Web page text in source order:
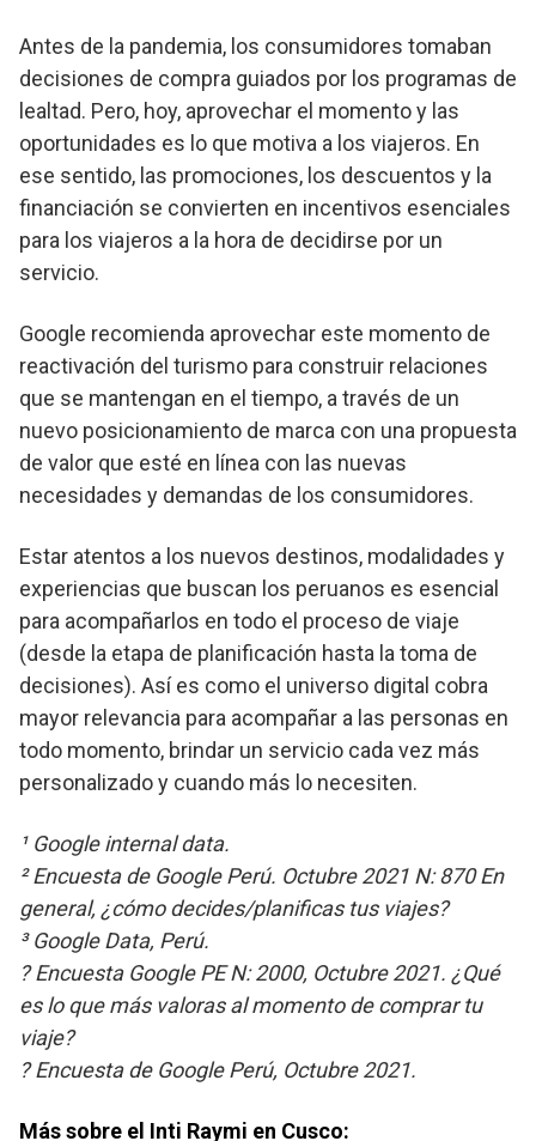
Antes de la pandemia, los consumidores tomaban
decisiones de compra guiados por los programas de
lealtad. Pero, hoy, aprovechar el momento y las
oportunidades es lo que motiva a los viajeros. En
ese sentido, las promociones, los descuentos y la
financiación se convierten en incentivos esenciales
para los viajeros a la hora de decidirse por un
servicio.
Google recomienda aprovechar este momento de
reactivación del turismo para construir relaciones
que se mantengan en el tiempo, a través de un
nuevo posicionamiento de marca con una propuesta
de valor que esté en línea con las nuevas
necesidades y demandas de los consumidores.
Estar atentos a los nuevos destinos, modalidades y
experiencias que buscan los peruanos es esencial
para acompañarlos en todo el proceso de viaje
(desde la etapa de planificación hasta la toma de
decisiones). Así es como el universo digital cobra
mayor relevancia para acompañar a las personas en
todo momento, brindar un servicio cada vez más
personalizado y cuando más lo necesiten.
¹ Google internal data.
² Encuesta de Google Perú. Octubre 2021 N: 870 En
general, ¿cómo decides/planificas tus viajes?
³ Google Data, Perú.
? Encuesta Google PE N: 2000, Octubre 2021. ¿Qué
es lo que más valoras al momento de comprar tu
viaje?
? Encuesta de Google Perú, Octubre 2021.
Más sobre el Inti Raymi en Cusco: